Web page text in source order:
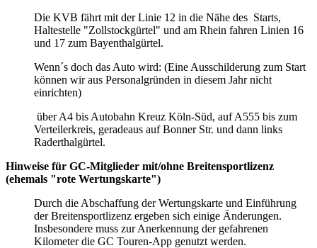
Die KVB fährt mit der Linie 12 in die Nähe des Starts,
Haltestelle "Zollstockgürtel" und am Rhein fahren Linien 16
und 17 zum Bayenthalgürtel.
Wenn´s doch das Auto wird: (Eine Ausschilderung zum Start
können wir aus Personalgründen in diesem Jahr nicht
einrichten)
über A4 bis Autobahn Kreuz Köln-Süd, auf A555 bis zum
Verteilerkreis, geradeaus auf Bonner Str. und dann links
Raderthalgürtel.
Hinweise für GC-Mitglieder mit/ohne Breitensportlizenz
(ehemals "rote Wertungskarte")
Durch die Abschaffung der Wertungskarte und Einführung
der Breitensportlizenz ergeben sich einige Änderungen.
Insbesondere muss zur Anerkennung der gefahrenen
Kilometer die GC Touren-App genutzt werden.